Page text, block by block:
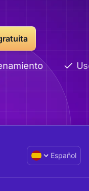
Español